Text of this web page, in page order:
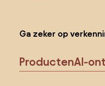
Ga zeker op
ProductenAI-